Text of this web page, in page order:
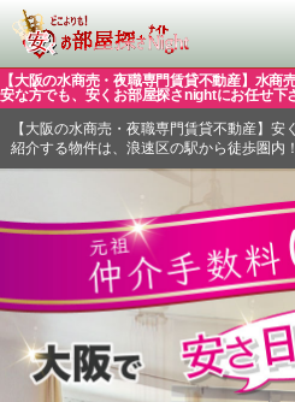
【大阪の水商売・夜職専門賃貸不動産】水
安な方でも、安くお部屋探さnightにお任せ下
【大阪の水商売・夜職専門賃貸不動産】安
紹介する物件は、浪速区の駅から徒歩圏内！